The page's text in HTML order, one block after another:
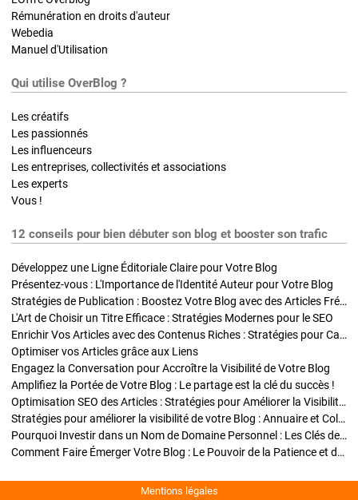
Rémunération en droits d'auteur
Webedia
Manuel d'Utilisation
Qui utilise OverBlog ?
Les créatifs
Les passionnés
Les influenceurs
Les entreprises, collectivités et associations
Les experts
Vous !
12 conseils pour bien débuter son blog et booster son trafic
Développez une Ligne Éditoriale Claire pour Votre Blog
Présentez-vous : L'Importance de l'Identité Auteur pour Votre Blog
Stratégies de Publication : Boostez Votre Blog avec des Articles Fréquents et Exclusifs
L'Art de Choisir un Titre Efficace : Stratégies Modernes pour le SEO
Enrichir Vos Articles avec des Contenus Riches : Stratégies pour Captiver et Optimiser
Optimiser vos Articles grâce aux Liens
Engagez la Conversation pour Accroître la Visibilité de Votre Blog
Amplifiez la Portée de Votre Blog : Le partage est la clé du succès !
Optimisation SEO des Articles : Stratégies pour Améliorer la Visibilité de Votre Blog
Stratégies pour améliorer la visibilité de votre Blog : Annuaire et Collaborations
Pourquoi Investir dans un Nom de Domaine Personnel : Les Clés de la Réussite de Votre Blog
Comment Faire Émerger Votre Blog : Le Pouvoir de la Patience et de la Persévérance
Mentions légales